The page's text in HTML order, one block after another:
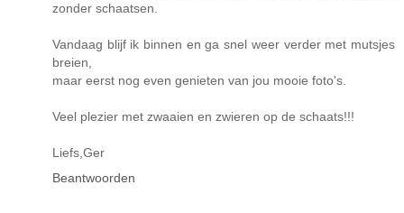
zonder schaatsen.
Vandaag blijf ik binnen en ga snel weer verder met mutsjes
breien,
maar eerst nog even genieten van jou mooie foto's.
Veel plezier met zwaaien en zwieren op de schaats!!!
Liefs,Ger
Beantwoorden